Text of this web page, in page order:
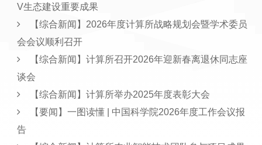
V生态建设重要成果
【综合新闻】2026年度计算所战略规划会暨学术委员
会会议顺利召开
【综合新闻】计算所召开2026年迎新春离退休同志座
谈会
【综合新闻】计算所举办2025年度表彰大会
【要闻】一图读懂 | 中国科学院2026年度工作会议报
告